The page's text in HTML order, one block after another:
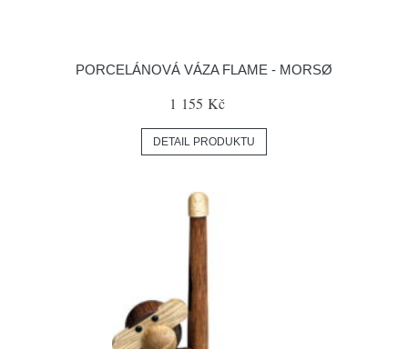
PORCELÁNOVÁ VÁZA FLAME - MORSØ
1 155 Kč
DETAIL PRODUKTU